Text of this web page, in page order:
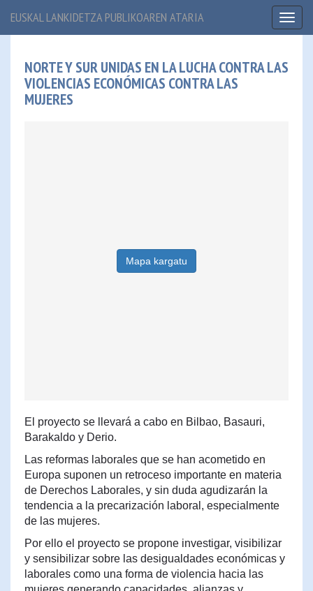
EUSKAL LANKIDETZA PUBLIKOAREN ATARIA
NORTE Y SUR UNIDAS EN LA LUCHA CONTRA LAS
VIOLENCIAS ECONÓMICAS CONTRA LAS
MUJERES
Mapa kargatu
El proyecto se llevará a cabo en Bilbao, Basauri,
Barakaldo y Derio.
Las reformas laborales que se han acometido en
Europa suponen un retroceso importante en materia
de Derechos Laborales, y sin duda agudizarán la
tendencia a la precarización laboral, especialmente
de las mujeres.
Por ello el proyecto se propone investigar, visibilizar
y sensibilizar sobre las desigualdades económicas y
laborales como una forma de violencia hacia las